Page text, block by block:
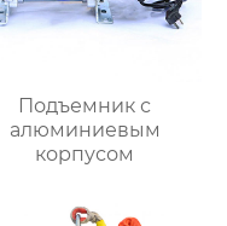
Подъемник с
алюминиевым
корпусом